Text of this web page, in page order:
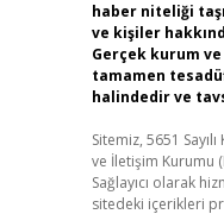
haber niteliği
ve kişiler
Gerçek kurum
tamamen
halindedir ve
Sitemiz, 5651
ve İletişim Kurumu
Sağlayıcı olarak
sitedeki içerikleri